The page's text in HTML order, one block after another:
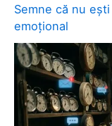
Semne că nu
emoțional